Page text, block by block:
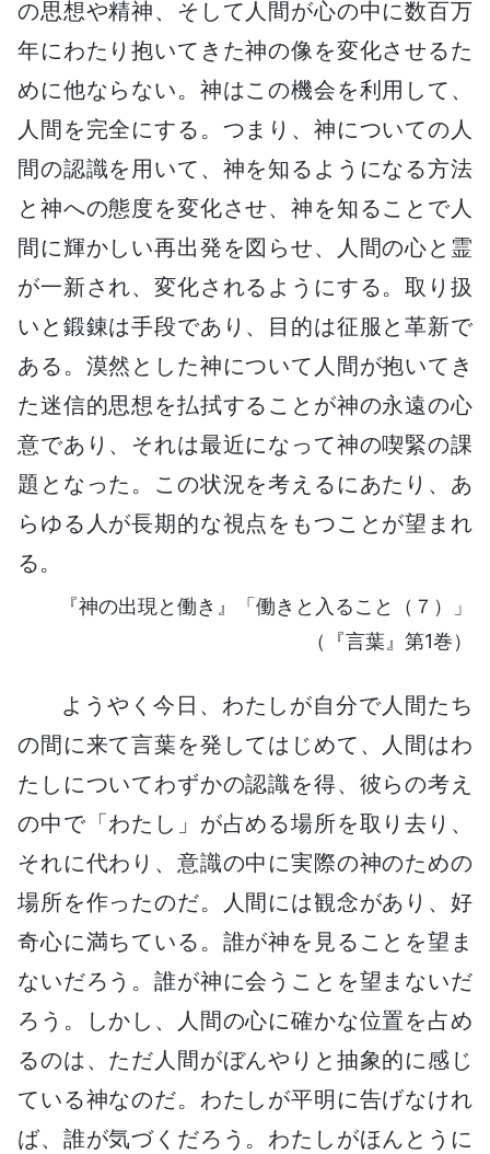
の思想や精神、そして人間が心の中に数百万
年にわたり抱いてきた神の像を変化させるた
めに他ならない。神はこの機会を利用して、
人間を完全にする。つまり、神についての人
間の認識を用いて、神を知るようになる方法
と神への態度を変化させ、神を知ることで人
間に輝かしい再出発を図らせ、人間の心と霊
が一新され、変化されるようにする。取り扱
いと鍛錬は手段であり、目的は征服と革新で
ある。漠然とした神について人間が抱いてき
た迷信的思想を払拭することが神の永遠の心
意であり、それは最近になって神の喫緊の課
題となった。この状況を考えるにあたり、あ
らゆる人が長期的な視点をもつことが望まれ
る。
『神の出現と働き』「働きと入ること（７）」
（『言葉』第1巻）
ようやく今日、わたしが自分で人間たち
の間に来て言葉を発してはじめて、人間はわ
たしについてわずかの認識を得、彼らの考え
の中で「わたし」が占める場所を取り去り、
それに代わり、意識の中に実際の神のための
場所を作ったのだ。人間には観念があり、好
奇心に満ちている。誰が神を見ることを望ま
ないだろう。誰が神に会うことを望まないだ
ろう。しかし、人間の心に確かな位置を占め
るのは、ただ人間がぼんやりと抽象的に感じ
ている神なのだ。わたしが平明に告げなけれ
ば、誰が気づくだろう。わたしがほんとうに